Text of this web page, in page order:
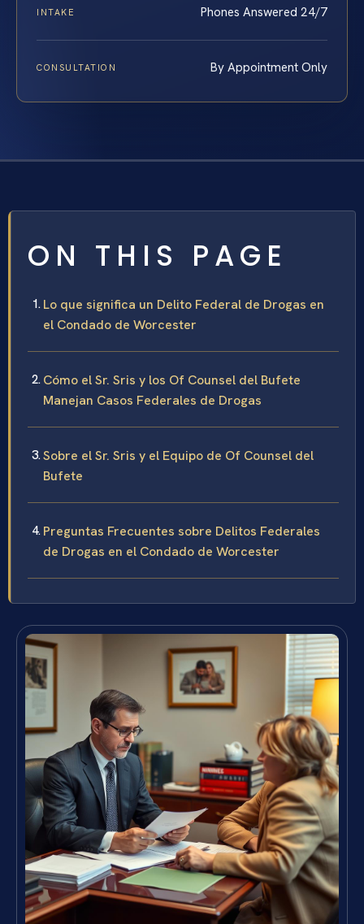
INTAKE Phones Answered 24/7
CONSULTATION By Appointment Only
ON THIS PAGE
Lo que significa un Delito Federal de Drogas en
el Condado de Worcester
Cómo el Sr. Sris y los Of Counsel del Bufete
Manejan Casos Federales de Drogas
Sobre el Sr. Sris y el Equipo de Of Counsel del
Bufete
Preguntas Frecuentes sobre Delitos Federales
de Drogas en el Condado de Worcester